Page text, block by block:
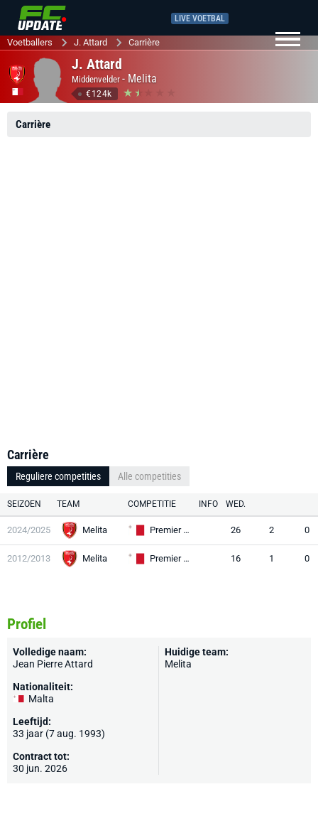
LIVE VOETBAL
Voetballers J. Attard Carrière
J. Attard
Middenvelder - Melita
€124k
Carrière
Carrière
Reguliere competities Alle competities
SEIZOEN TEAM COMPETITIE INFO WED.
2024/2025 Melita Premier League 26 2 0
2012/2013 Melita Premier League 16 1 0
Profiel
Volledige naam:
Jean Pierre Attard
Nationaliteit:
Malta
Leeftijd:
33 jaar (7 aug. 1993)
Contract tot:
30 jun. 2026
Huidige team:
Melita